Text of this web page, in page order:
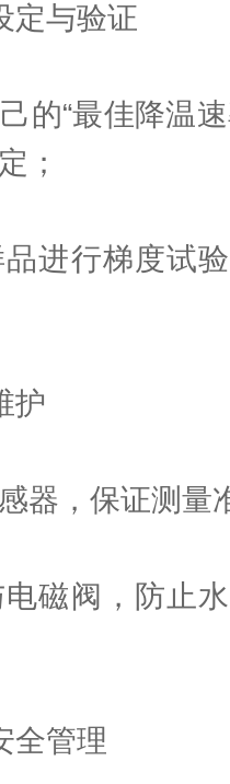
定与验证
的“最佳降温
；
进行梯度试
护
器，保证测量
磁阀，防止
全管理